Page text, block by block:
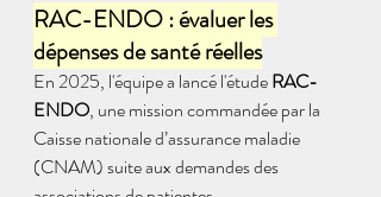
RAC-ENDO : évaluer les
dépenses de santé réelles
En 2025, l'équipe a lancé l'étude RAC-
ENDO, une mission commandée par la
Caisse nationale d’assurance maladie
(CNAM) suite aux demandes des